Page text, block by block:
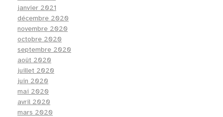
janvier 2021
décembre 2020
novembre 2020
octobre 2020
septembre 2020
août 2020
juillet 2020
juin 2020
mai 2020
avril 2020
mars 2020